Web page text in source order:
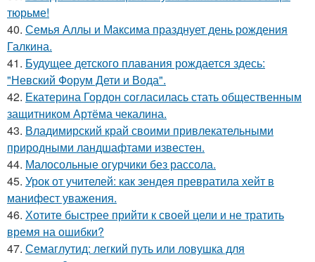
тюрьме!
40. Семья Аллы и Максима празднует день рождения
Галкина.
41. Будущее детского плавания рождается здесь:
"Невский Форум Дети и Вода".
42. Екатерина Гордон согласилась стать общественным
защитником Артёма чекалина.
43. Владимирский край своими привлекательными
природными ландшафтами известен.
44. Малосольные огурчики без рассола.
45. Урок от учителей: как зендея превратила хейт в
манифест уважения.
46. Хотите быстрее прийти к своей цели и не тратить
время на ошибки?
47. Семаглутид: легкий путь или ловушка для